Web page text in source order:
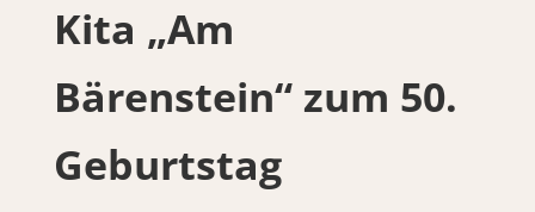
Kita „Am
Bärenstein“ zum 50.
Geburtstag